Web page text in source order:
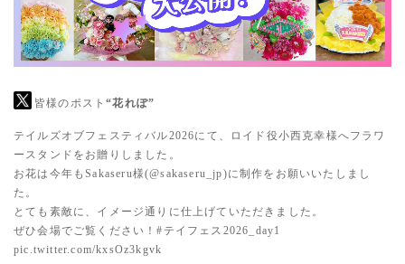
皆様のポスト“花れぽ”
テイルズオブフェスティバル2026にて、ロイド役小西克幸様へフラワ
ースタンドをお贈りしました。
お花は今年もSakaseru様(@sakaseru_jp)に制作をお願いいたしまし
た。
とても素敵に、イメージ通りに仕上げていただきました。
ぜひ会場でご覧ください！#テイフェス2026_day1
pic.twitter.com/kxsOz3kgvk